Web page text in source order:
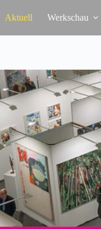
Aktuell Werkschau